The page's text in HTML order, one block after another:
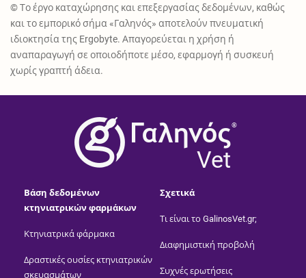
© Το έργο καταχώρησης και επεξεργασίας δεδομένων, καθώς
και το εμπορικό σήμα «Γαληνός» αποτελούν πνευματική
ιδιοκτησία της Ergobyte. Απαγορεύεται η χρήση ή
αναπαραγωγή σε οποιοδήποτε μέσο, εφαρμογή ή συσκευή
χωρίς γραπτή άδεια.
®
Vet
Βάση δεδομένων
κτηνιατρικών φαρμάκων
Κτηνιατρικά φάρμακα
Δραστικές ουσίες κτηνιατρικών
σκευασμάτων
Σχετικά
Τι είναι το GalinosVet.gr;
Διαφημιστική προβολή
Συχνές ερωτήσεις